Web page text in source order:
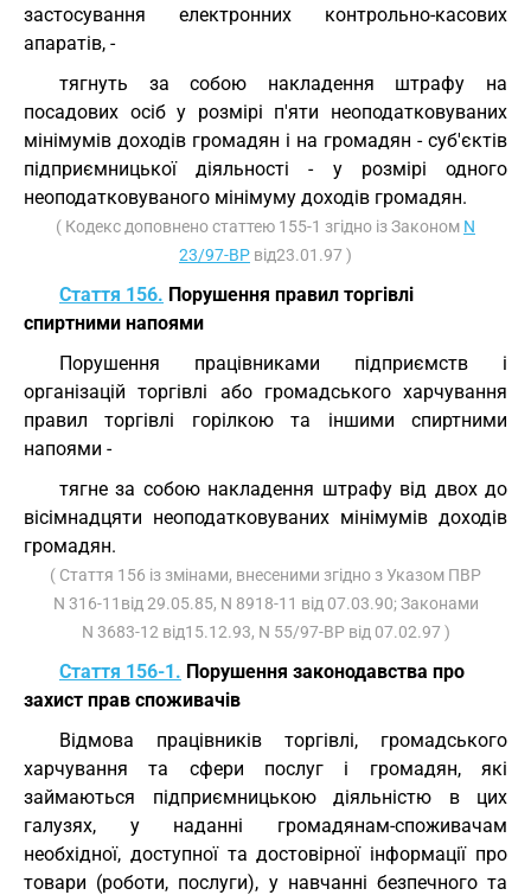
застосування електронних контрольно-касових
апаратів, -
тягнуть за собою накладення штрафу на
посадових осіб у розмірі п'яти неоподатковуваних
мінімумів доходів громадян і на громадян - суб'єктів
підприємницької діяльності - у розмірі одного
неоподатковуваного мінімуму доходів громадян.
( Кодекс доповнено статтею 155-1 згідно із Законом N
23/97-ВР від23.01.97 )
Стаття 156. Порушення правил торгівлі
спиртними напоями
Порушення працівниками підприємств і
організацій торгівлі або громадського харчування
правил торгівлі горілкою та іншими спиртними
напоями -
тягне за собою накладення штрафу від двох до
вісімнадцяти неоподатковуваних мінімумів доходів
громадян.
( Стаття 156 із змінами, внесеними згідно з Указом ПВР
N 316-11від 29.05.85, N 8918-11 від 07.03.90; Законами
N 3683-12 від15.12.93, N 55/97-ВР від 07.02.97 )
Стаття 156-1. Порушення законодавства про
захист прав споживачів
Відмова працівників торгівлі, громадського
харчування та сфери послуг і громадян, які
займаються підприємницькою діяльністю в цих
галузях, у наданні громадянам-споживачам
необхідної, доступної та достовірної інформації про
товари (роботи, послуги), у навчанні безпечного та